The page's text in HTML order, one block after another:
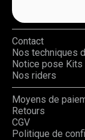
Contact
Nos techniques
Notice pose Kits
Nos riders
Moyens de
Retours
CGV
Politique de